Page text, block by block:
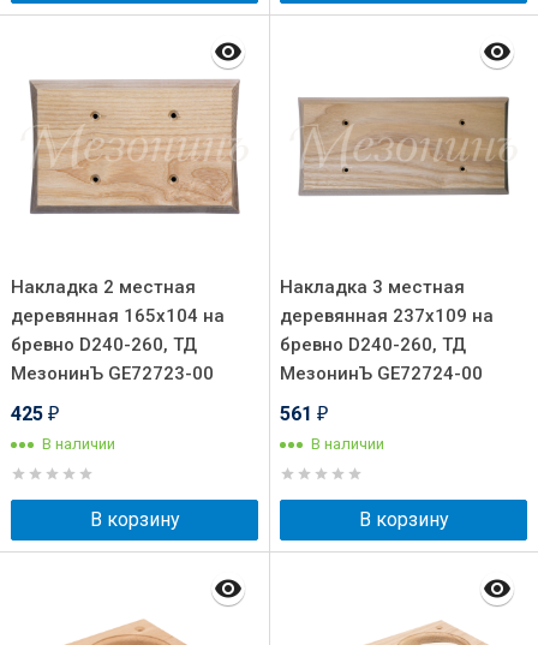
Накладка 2 местная
деревянная 165х104 на
бревно D240-260, ТД
МезонинЪ GE72723-00
425 ₽
В наличии
В корзину
Накладка 3 местная
деревянная 237х109 на
бревно D240-260, ТД
МезонинЪ GE72724-00
561 ₽
В наличии
В корзину